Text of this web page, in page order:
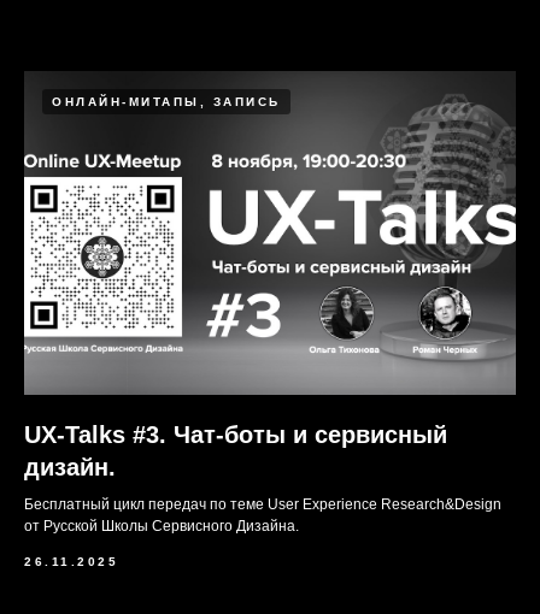
ОНЛАЙН-МИТАПЫ, ЗАПИСЬ
UX-Talks #3. Чат-боты и сервисный
дизайн.
Бесплатный цикл передач по теме User Experience Research&Design
от Русской Школы Сервисного Дизайна.
26.11.2025